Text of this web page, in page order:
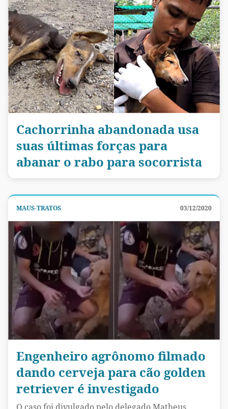
Cachorrinha abandonada usa
suas últimas forças para
abanar o rabo para socorrista
MAUS-TRATOS 03/12/2020
Engenheiro agrônomo filmado
dando cerveja para cão golden
retriever é investigado